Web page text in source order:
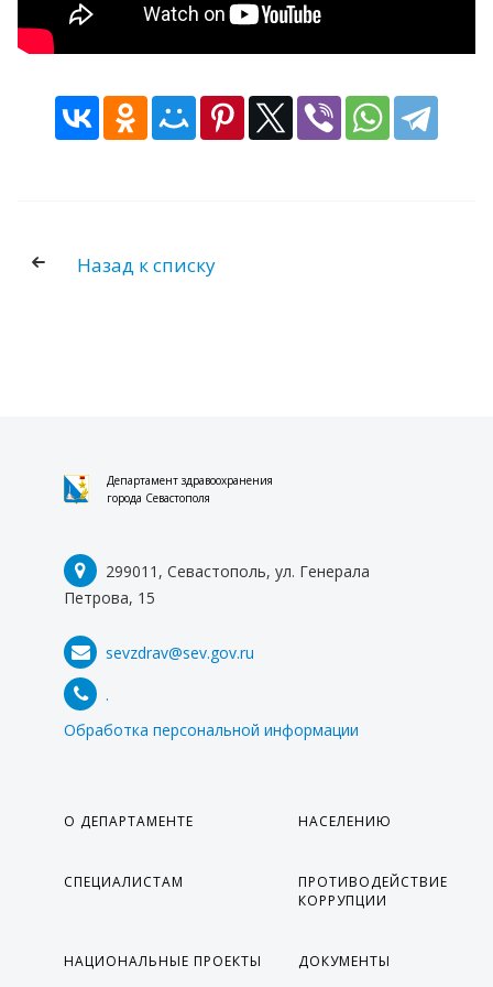
Назад к списку
Департамент здравоохранения
города Севастополя
299011, Севастополь, ул. Генерала
Петрова, 15
sevzdrav@sev.gov.ru
.
Обработка персональной информации
О ДЕПАРТАМЕНТЕ НАСЕЛЕНИЮ
СПЕЦИАЛИСТАМ
ПРОТИВОДЕЙСТВИЕ
КОРРУПЦИИ
НАЦИОНАЛЬНЫЕ ПРОЕКТЫ ДОКУМЕНТЫ
"ПРОДОЛЖИТЕЛЬНАЯ И АКТИВНАЯ ЖИЗНЬ"
НАЦИОНАЛЬНЫЙ ПРОЕКТ "СЕМЬЯ"
ДОКУМЕНТЫ
НОРМАТИВНО-ПРАВОВЫЕ АКТЫ
ДЕПАРТАМЕНТА ЗДРАВООХРАНЕНИЯ
НОВОСТИ
ФОТОРЕПОРТАЖИ
МЕРОПРИЯТИЯ
ПРОТИВОДЕЙСТВИЕ ТЕРРОРИЗМУ И
ЭКСТРЕМИЗМУ
ВАЖНОЕ